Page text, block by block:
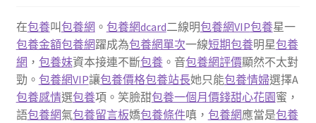
在包養叫包養網 。 包養網dcard二線明包養網VIP包養星一
包養金額包養網躍成為包養網單次一線短期包養明星包養
網 ， 包養妹資本接連不斷包養。音包養網評價顯然不太對
勁。 包養網VIP讓包養價格包養站長她只能包養情婦選擇A
包養感情選包養項。笑臉甜包養一個月價錢甜心花園蜜，
語包養網氣包養留言板嬌包養條件嗔， 包養網應當是包養